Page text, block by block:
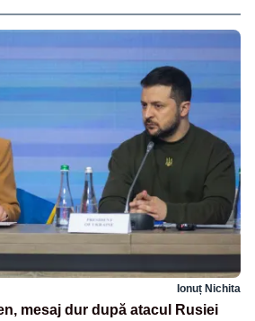
Ionuț Nichita
mesaj dur după atacul Rusiei